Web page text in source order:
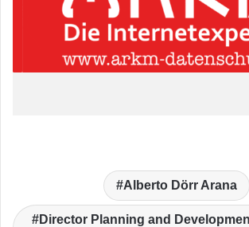
Alberto Dörr Arana
Director Planning and